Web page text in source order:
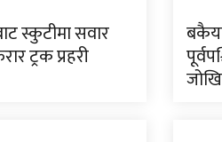
स्कुटीमा सवार
ट्रक प्रहरी